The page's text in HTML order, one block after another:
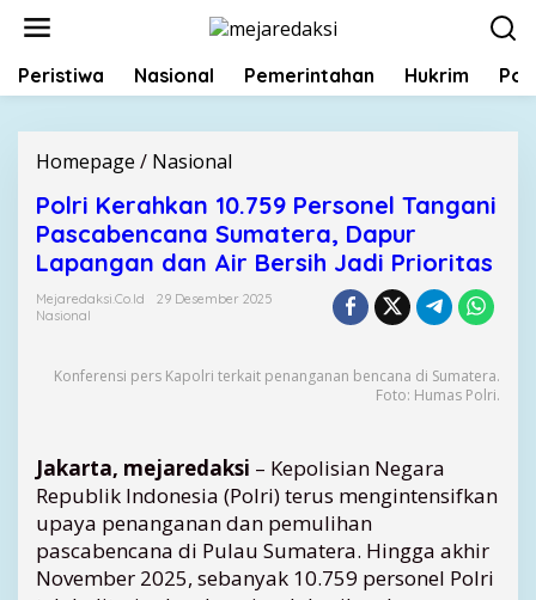
Peristiwa Nasional Pemerintahan Hukrim
Homepage / Nasional
l
r
i
e
h
1
0
.
7
9
Polri Kerahkan 10.759 Personel Tangani
Pascabencana Sumatera, Dapur
Lapangan dan Air Bersih Jadi Prioritas
Mejaredaksi.co.id
29 Desember 2025
Nasional
Konferensi pers Kapolri terkait penanganan bencana di Sumatera.
Foto: Humas Polri.
Jakarta, mejaredaksi – Kepolisian Negara
Republik Indonesia (Polri) terus mengintensifkan
upaya penanganan dan pemulihan
pascabencana di Pulau Sumatera. Hingga akhir
November 2025, sebanyak 10.759 personel Polri